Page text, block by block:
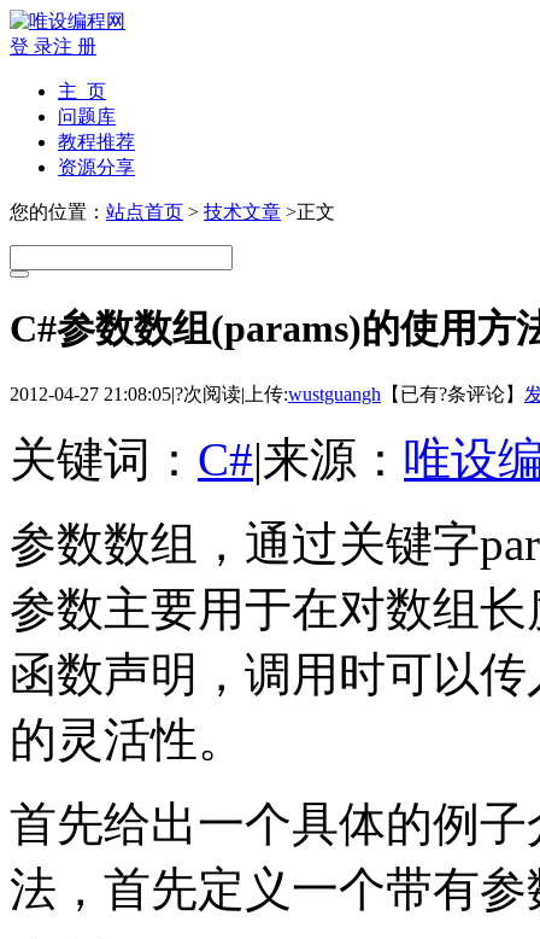
登 录注 册
主 页
问题库
教程推荐
资源分享
您的位置： 站点首页 > 技术文章 >正文
C#参数数组(params)的使用方
2012-04-27 21:08:05|?次阅读| 上传:wustguangh 【已有?条评论】
关键词： C#|来源： 唯设
参数数组，通过关键字
参数主要用于在对数组
函数声明，调用时可以
的灵活性。
首先给出一个具体的例子
法，首先定义一个带有